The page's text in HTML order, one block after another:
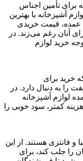
اجناس
با بهترین
خریدی
می‌زند. در
دارد. در
سود خوبی را
هستند. از این
برای